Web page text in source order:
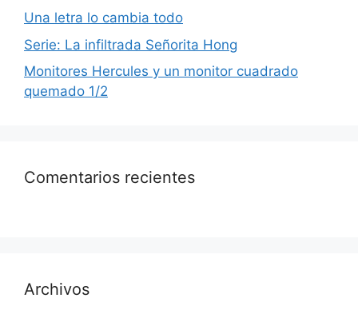
Una letra lo cambia todo
Serie: La infiltrada Señorita Hong
Monitores Hercules y un monitor cuadrado
quemado 1/2
Comentarios recientes
Archivos